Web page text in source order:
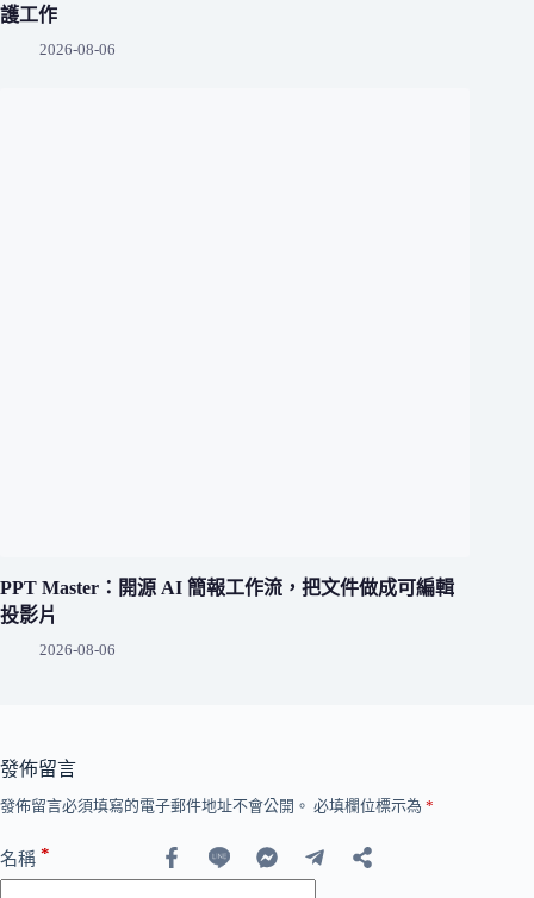
護工作
2026-08-06
PPT Master：開源 AI 簡報工作流，把文件做成可編輯
投影片
2026-08-06
發佈留言
發佈留言必須填寫的電子郵件地址不會公開。 必填欄位標示為 *
名稱 *